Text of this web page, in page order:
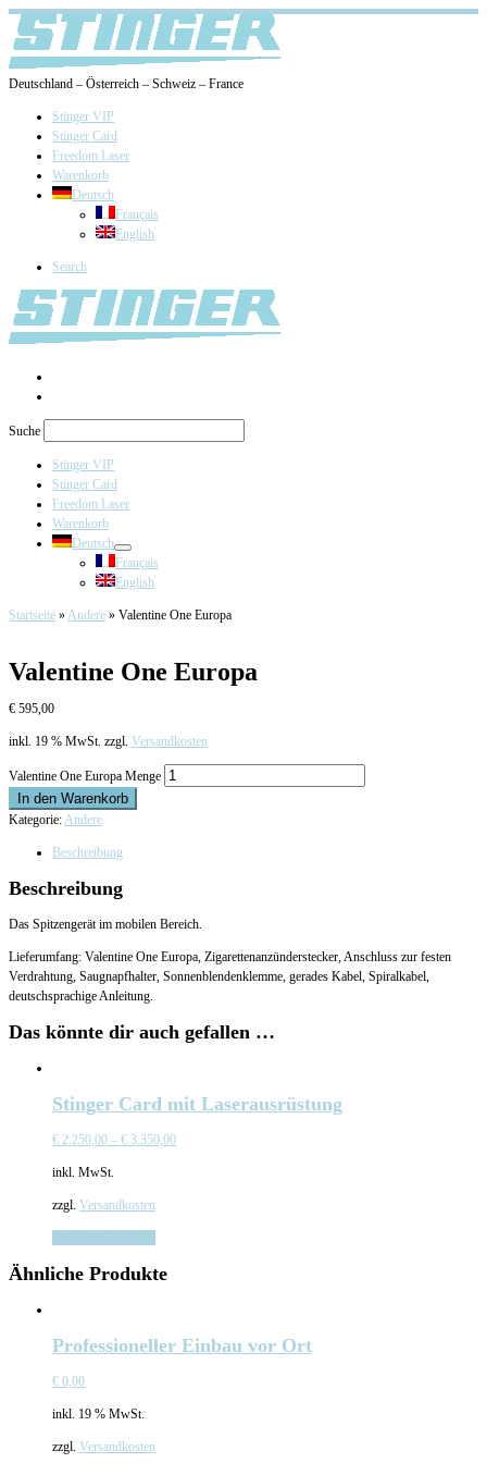
Deutschland – Österreich – Schweiz – France
Stinger VIP
Stinger Card
Freedom Laser
Warenkorb
Deutsch
Français
English
Search
Suche
Stinger VIP
Stinger Card
Freedom Laser
Warenkorb
Deutsch
Français
English
Startseite »Andere » Valentine One Europa
Valentine One Europa
€ 595,00
inkl. 19 % MwSt. zzgl. Versandkosten
Valentine One Europa Menge
In den Warenkorb
Kategorie:Andere
Beschreibung
Beschreibung
Das Spitzengerät im mobilen Bereich.
Lieferumfang: Valentine One Europa, Zigarettenanzünderstecker, Anschluss zur festen
Verdrahtung, Saugnapfhalter, Sonnenblendenklemme, gerades Kabel, Spiralkabel,
deutschsprachige Anleitung.
Das könnte dir auch gefallen …
Stinger Card mit Laserausrüstung
€ 2.250,00 – € 3.350,00
inkl. MwSt.
zzgl. Versandkosten
Ähnliche Produkte
Professioneller Einbau vor Ort
€ 0,00
inkl. 19 % MwSt.
zzgl. Versandkosten